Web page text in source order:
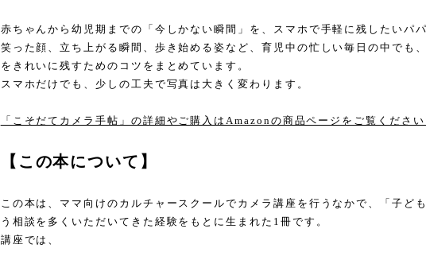
赤ちゃんから幼児期までの「今しかない瞬間」を、スマホで手軽に残したいパ
笑った顔、立ち上がる瞬間、歩き始める姿など、育児中の忙しい毎日の中でも
をきれいに残すためのコツをまとめています。
スマホだけでも、少しの工夫で写真は大きく変わります。
「こそだてカメラ手帖」の詳細やご購入はAmazonの商品ページをご覧ください
【この本について】
この本は、ママ向けのカルチャースクールでカメラ講座を行うなかで、「子ど
う相談を多くいただいてきた経験をもとに生まれた1冊です。
講座では、